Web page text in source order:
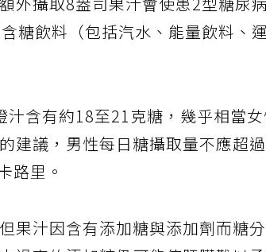
外攝取8盎司果汁會使患2型糖尿
糖飲料（包括汽水、能量飲料、
汁含有約18至21克糖，幾乎相當
建議，男性每日糖攝取量不應超
路里。
果汁因含有添加糖與添加劑而糖